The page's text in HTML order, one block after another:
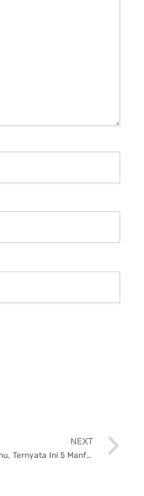
NEXT
Wajib Tahu, Ternyata Ini 5 Manfaat Liburan Sekolah